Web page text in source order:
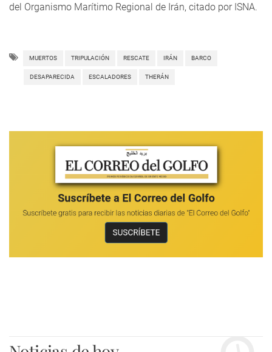
del Organismo Marítimo Regional de Irán, citado por ISNA.
MUERTOS TRIPULACIÓN RESCATE IRÁN BARCO
DESAPARECIDA ESCALADORES THERÁN